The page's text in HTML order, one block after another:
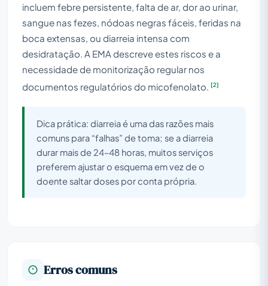
incluem febre persistente, falta de ar, dor ao urinar,
sangue nas fezes, nódoas negras fáceis, feridas na
boca extensas, ou diarreia intensa com
desidratação. A EMA descreve estes riscos e a
necessidade de monitorização regular nos
documentos regulatórios do micofenolato.
[2]
Dica prática: diarreia é uma das razões mais
comuns para “falhas” de toma; se a diarreia
durar mais de 24–48 horas, muitos serviços
preferem ajustar o esquema em vez de o
doente saltar doses por conta própria.
Erros comuns